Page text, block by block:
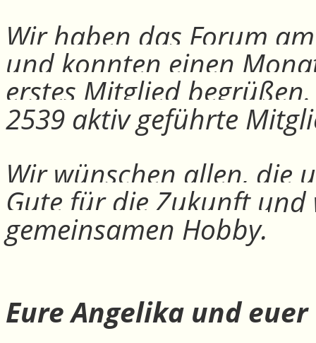
Wir haben das Forum
und konnten einen
erstes Mitglied
2539 aktiv geführte
Wir wünschen allen, die
Gute für die Zukunft
gemeinsamen Hobby.
Eure Angelika und